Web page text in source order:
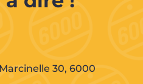
30, 6000